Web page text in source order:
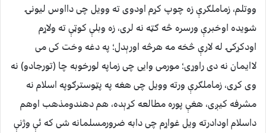
ووتلم، زماملګرې زه چوپ کړم اودوی ته وویل چی دااوس لیونۍ
شویده اوخبرې ورسره څه ګټه نه لری، زه وبلې کوټې ته ولاړم
اودکړکۍ له لارې څخه مه هرڅه اورېدل؛ په دغه وخت کی می
لاایمان نه دی راوړی؛ مورمی وایی چی زماپه لورخوبه چا (تورجادو) نه
وی کړی، زماملګرې ورته وویل چی هغه په پټوسترګوپه اسلام نه
مشرفه کیږی، هغې پوره مطالعه کړېده، هم دهندومذهب اوهم
داسلام اودادرته ویل غواړم چی دابه ضرورمسلمانه شی که ئې وژنې